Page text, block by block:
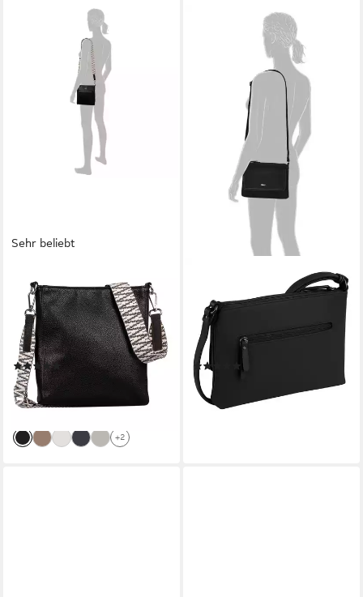
Sehr beliebt
Umhängetasche Silena (Set, 2
Teile), hochwertig gewebte
Gurtband und ein filigranes
Logo
(45)
48,08 € UVP
-20%
+2
Umhängetasche Avaly, aus
weichem nubukiertem
Lederimitat, modischer
kompakter Begleiter
(17)
49,99 €
lieferbar - in 1-2 Werktagen bei dir